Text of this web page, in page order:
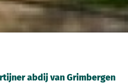
abdij van Grimbergen